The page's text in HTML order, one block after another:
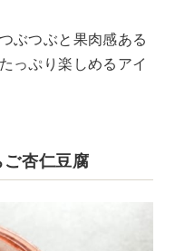
ぶつぶと果肉感ある
っぷり楽しめるアイ
ご杏仁豆腐